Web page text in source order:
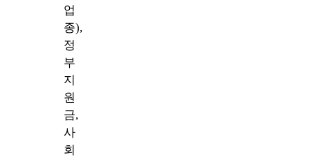
업
종),
정
부
지
원
금,
사
회